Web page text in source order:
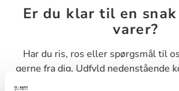
Er du klar til en
varer?
Har du ris, ros eller spørgsmål til
gerne fra dig. Udfyld nedenstående
send den til os, så vender vi tilbage